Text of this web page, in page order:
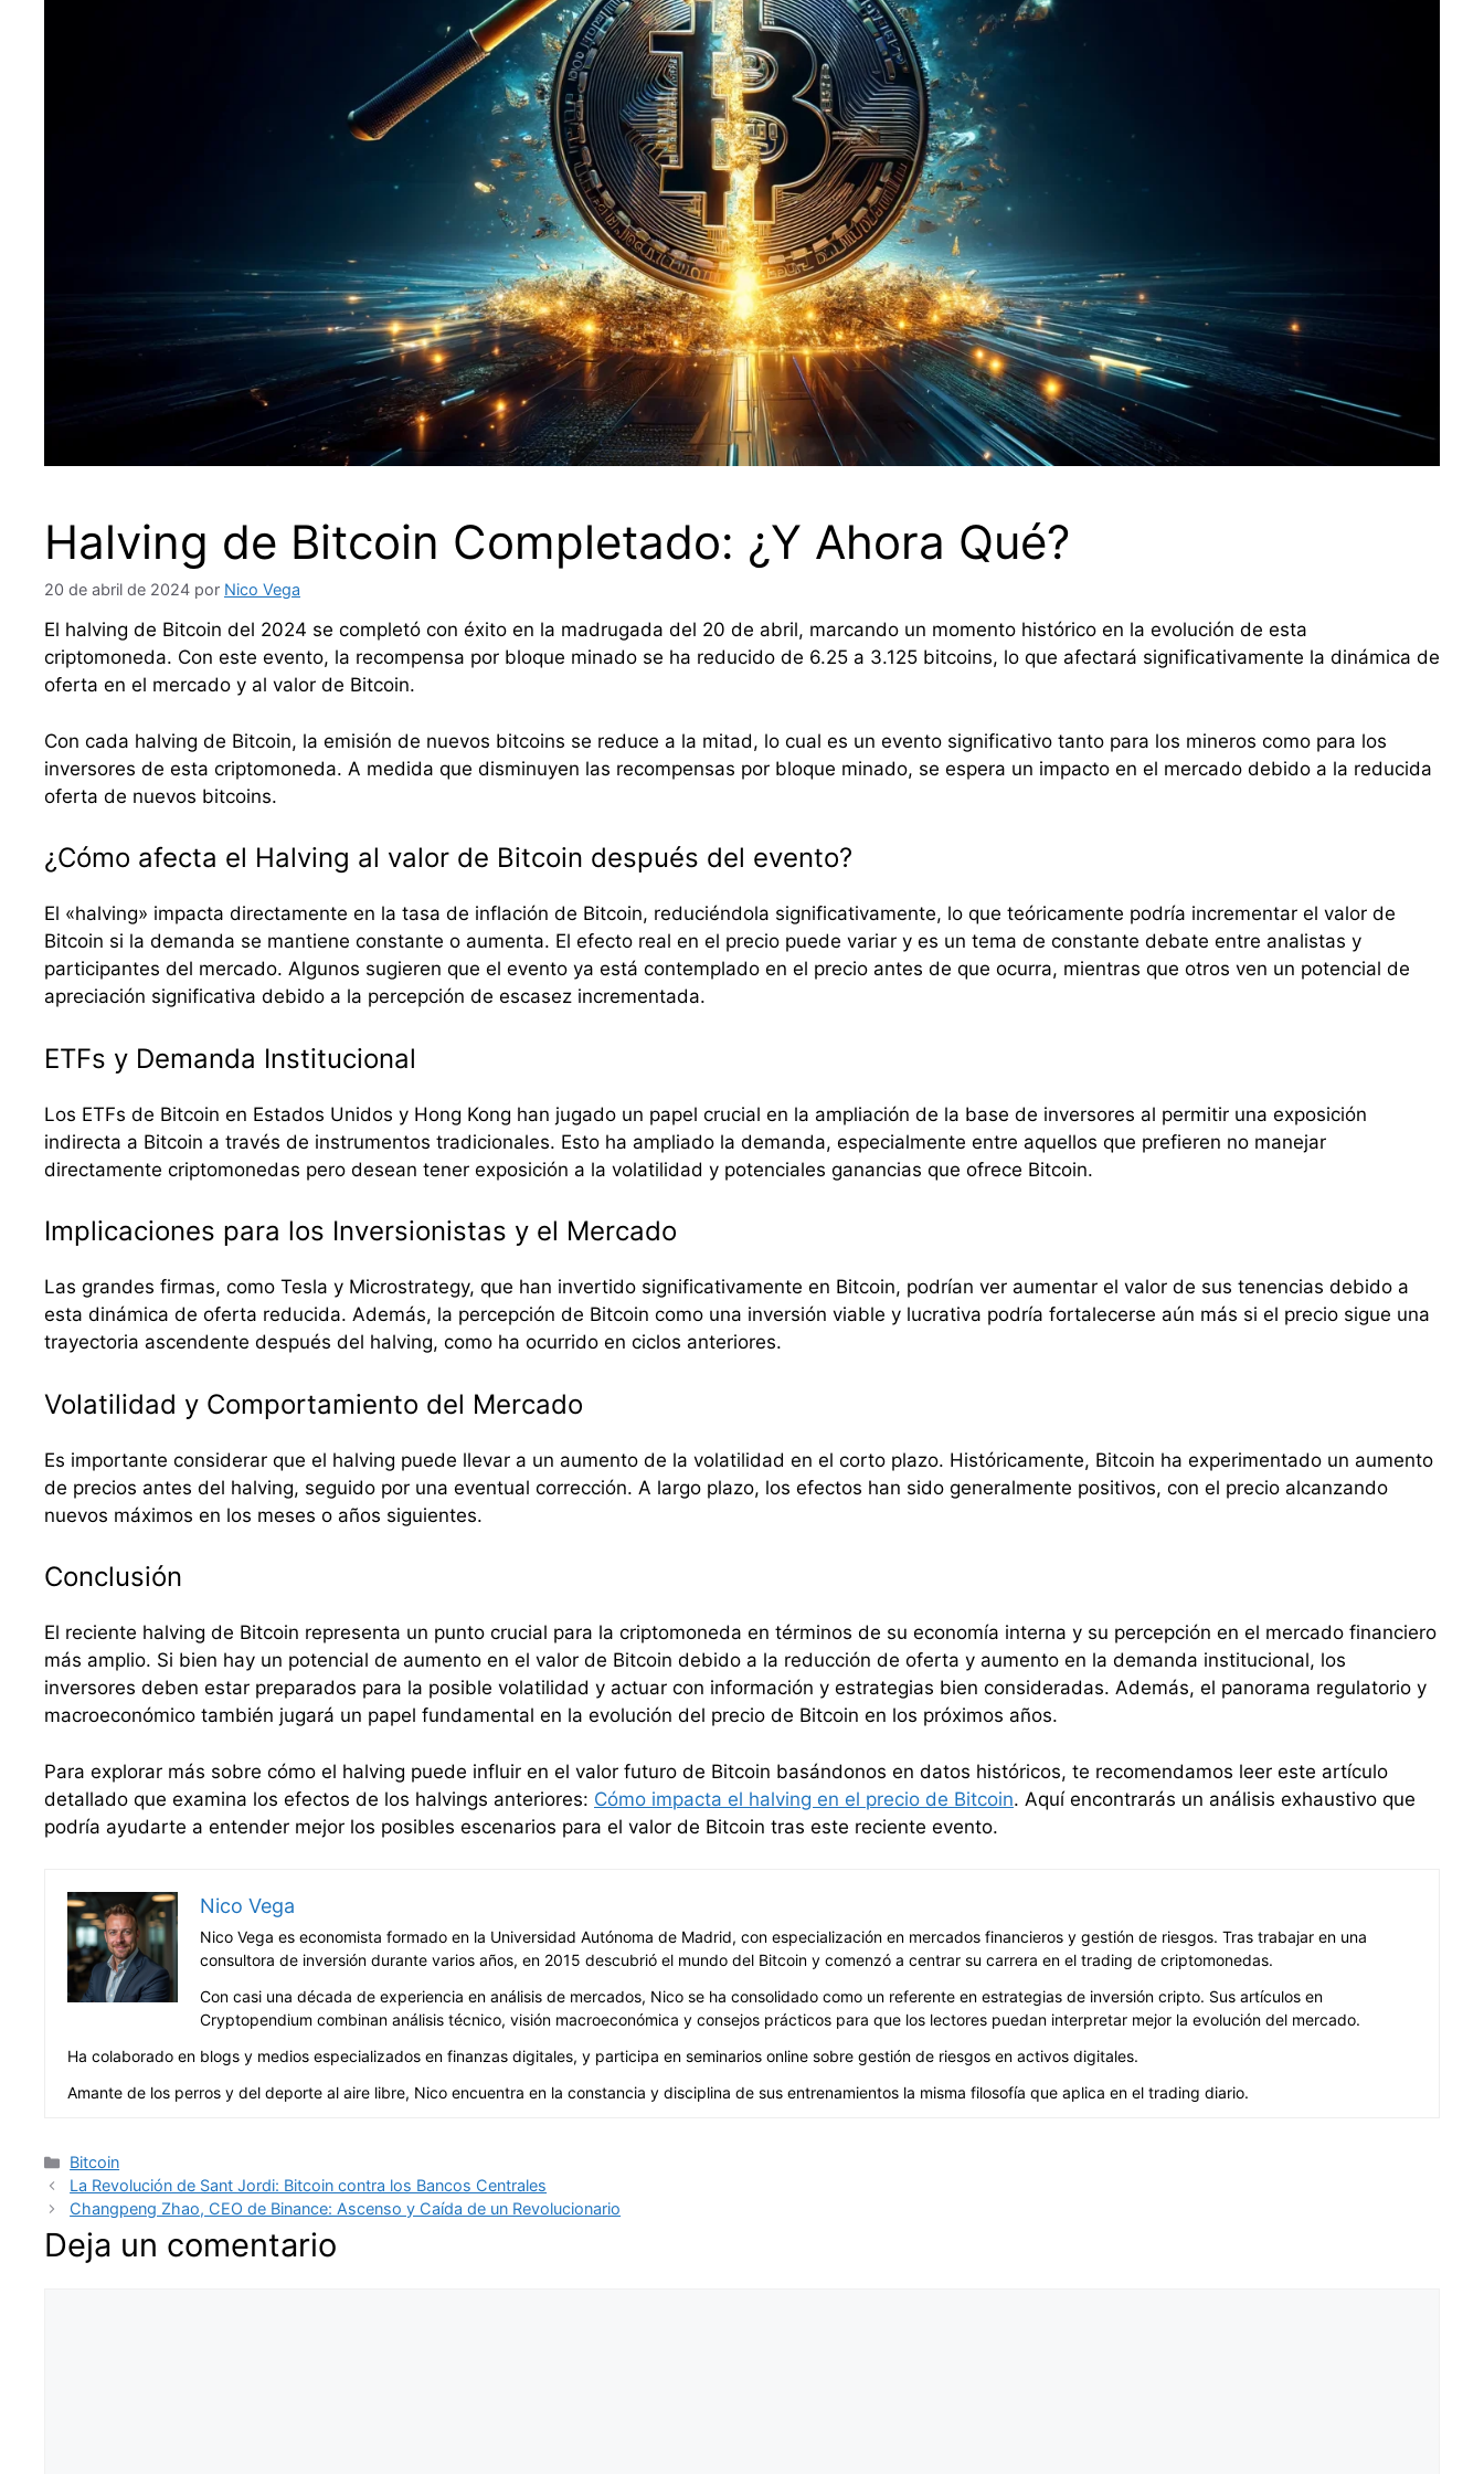
Halving de Bitcoin Completado: ¿Y Ahora Qué?
20 de abril de 2024 por Nico Vega
El halving de Bitcoin del 2024 se completó con éxito en la madrugada del 20 de abril, marcando un momento histórico en la evolución de esta
criptomoneda. Con este evento, la recompensa por bloque minado se ha reducido de 6.25 a 3.125 bitcoins, lo que afectará significativamente la dinámica de
oferta en el mercado y al valor de Bitcoin.
Con cada halving de Bitcoin, la emisión de nuevos bitcoins se reduce a la mitad, lo cual es un evento significativo tanto para los mineros como para los
inversores de esta criptomoneda. A medida que disminuyen las recompensas por bloque minado, se espera un impacto en el mercado debido a la reducida
oferta de nuevos bitcoins.
¿Cómo afecta el Halving al valor de Bitcoin después del evento?
El «halving» impacta directamente en la tasa de inflación de Bitcoin, reduciéndola significativamente, lo que teóricamente podría incrementar el valor de
Bitcoin si la demanda se mantiene constante o aumenta. El efecto real en el precio puede variar y es un tema de constante debate entre analistas y
participantes del mercado. Algunos sugieren que el evento ya está contemplado en el precio antes de que ocurra, mientras que otros ven un potencial de
apreciación significativa debido a la percepción de escasez incrementada.
ETFs y Demanda Institucional
Los ETFs de Bitcoin en Estados Unidos y Hong Kong han jugado un papel crucial en la ampliación de la base de inversores al permitir una exposición
indirecta a Bitcoin a través de instrumentos tradicionales. Esto ha ampliado la demanda, especialmente entre aquellos que prefieren no manejar
directamente criptomonedas pero desean tener exposición a la volatilidad y potenciales ganancias que ofrece Bitcoin.
Implicaciones para los Inversionistas y el Mercado
Las grandes firmas, como Tesla y Microstrategy, que han invertido significativamente en Bitcoin, podrían ver aumentar el valor de sus tenencias debido a
esta dinámica de oferta reducida. Además, la percepción de Bitcoin como una inversión viable y lucrativa podría fortalecerse aún más si el precio sigue una
trayectoria ascendente después del halving, como ha ocurrido en ciclos anteriores.
Volatilidad y Comportamiento del Mercado
Es importante considerar que el halving puede llevar a un aumento de la volatilidad en el corto plazo. Históricamente, Bitcoin ha experimentado un aumento
de precios antes del halving, seguido por una eventual corrección. A largo plazo, los efectos han sido generalmente positivos, con el precio alcanzando
nuevos máximos en los meses o años siguientes.
Conclusión
El reciente halving de Bitcoin representa un punto crucial para la criptomoneda en términos de su economía interna y su percepción en el mercado financiero
más amplio. Si bien hay un potencial de aumento en el valor de Bitcoin debido a la reducción de oferta y aumento en la demanda institucional, los
inversores deben estar preparados para la posible volatilidad y actuar con información y estrategias bien consideradas. Además, el panorama regulatorio y
macroeconómico también jugará un papel fundamental en la evolución del precio de Bitcoin en los próximos años.
Para explorar más sobre cómo el halving puede influir en el valor futuro de Bitcoin basándonos en datos históricos, te recomendamos leer este artículo
detallado que examina los efectos de los halvings anteriores: Cómo impacta el halving en el precio de Bitcoin. Aquí encontrarás un análisis exhaustivo que
podría ayudarte a entender mejor los posibles escenarios para el valor de Bitcoin tras este reciente evento.
Nico Vega
Nico Vega es economista formado en la Universidad Autónoma de Madrid, con especialización en mercados financieros y gestión de riesgos. Tras trabajar en una
consultora de inversión durante varios años, en 2015 descubrió el mundo del Bitcoin y comenzó a centrar su carrera en el trading de criptomonedas.
Con casi una década de experiencia en análisis de mercados, Nico se ha consolidado como un referente en estrategias de inversión cripto. Sus artículos en
Cryptopendium combinan análisis técnico, visión macroeconómica y consejos prácticos para que los lectores puedan interpretar mejor la evolución del mercado.
Ha colaborado en blogs y medios especializados en finanzas digitales, y participa en seminarios online sobre gestión de riesgos en activos digitales.
Amante de los perros y del deporte al aire libre, Nico encuentra en la constancia y disciplina de sus entrenamientos la misma filosofía que aplica en el trading diario.
Categorías
Bitcoin
La Revolución de Sant Jordi: Bitcoin contra los Bancos Centrales
Changpeng Zhao, CEO de Binance: Ascenso y Caída de un Revolucionario
Deja un comentario